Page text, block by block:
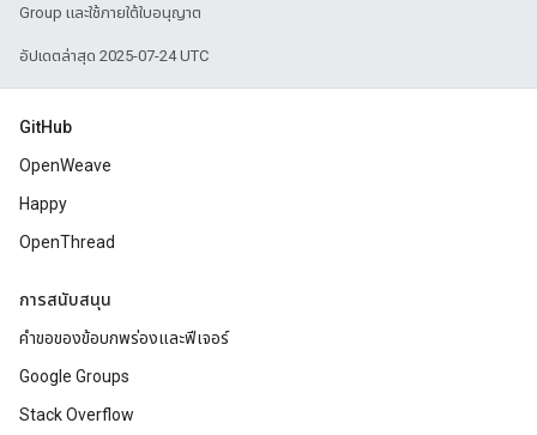
Group และใช้ภายใต้ใบอนุญาต
อัปเดตล่าสุด 2025-07-24 UTC
GitHub
OpenWeave
Happy
OpenThread
การสนับสนุน
คำขอของข้อบกพร่องและฟีเจอร์
Google Groups
Stack Overflow